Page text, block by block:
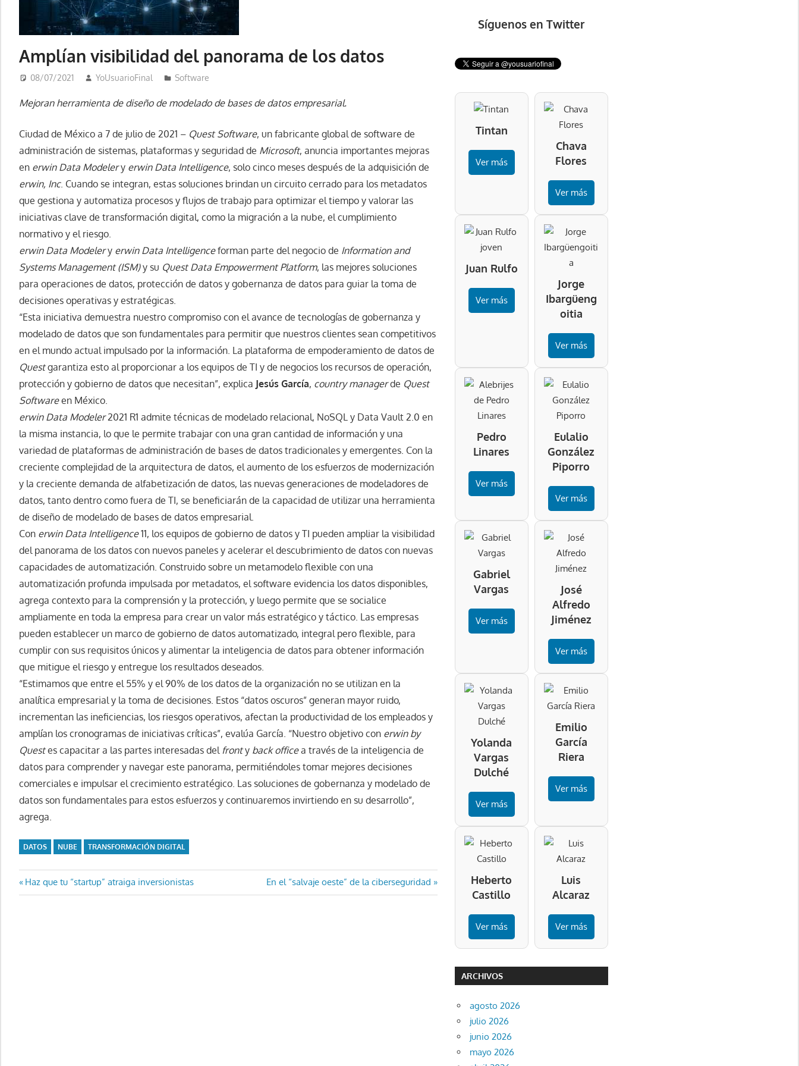
Amplían visibilidad del panorama de los datos
08/07/2021 YoUsuarioFinal Software
Mejoran herramienta de diseño de modelado de bases de datos empresarial.
Ciudad de México a 7 de julio de 2021 – Quest Software, un fabricante global de software de
administración de sistemas, plataformas y seguridad de Microsoft, anuncia importantes mejoras
en erwin Data Modelery erwin Data Intelligence, solo cinco meses después de la adquisición de
erwin, Inc. Cuando se integran, estas soluciones brindan un circuito cerrado para los metadatos
que gestiona y automatiza procesos y flujos de trabajo para optimizar el tiempo y valorar las
iniciativas clave de transformación digital, como la migración a la nube, el cumplimiento
normativo y el riesgo.
erwin Data Modelery erwin Data Intelligenceforman parte del negocio de Information and
Systems Management (ISM)y su Quest Data Empowerment Platform, las mejores soluciones
para operaciones de datos, protección de datos y gobernanza de datos para guiar la toma de
decisiones operativas y estratégicas.
“Esta iniciativa demuestra nuestro compromiso con el avance de tecnologías de gobernanza y
modelado de datos que son fundamentales para permitir que nuestros clientes sean competitivos
en el mundo actual impulsado por la información. La plataforma de empoderamiento de datos de
Questgarantiza esto al proporcionar a los equipos de TI y de negocios los recursos de operación,
protección y gobierno de datos que necesitan”, explica Jesús García, country managerde Quest
Softwareen México.
erwin Data Modeler2021 R1 admite técnicas de modelado relacional, NoSQL y Data Vault 2.0 en
la misma instancia, lo que le permite trabajar con una gran cantidad de información y una
variedad de plataformas de administración de bases de datos tradicionales y emergentes. Con la
creciente complejidad de la arquitectura de datos, el aumento de los esfuerzos de modernización
y la creciente demanda de alfabetización de datos, las nuevas generaciones de modeladores de
datos, tanto dentro como fuera de TI, se beneficiarán de la capacidad de utilizar una herramienta
de diseño de modelado de bases de datos empresarial.
Con erwin Data Intelligence11, los equipos de gobierno de datos y TI pueden ampliar la visibilidad
del panorama de los datos con nuevos paneles y acelerar el descubrimiento de datos con nuevas
capacidades de automatización. Construido sobre un metamodelo flexible con una
automatización profunda impulsada por metadatos, el software evidencia los datos disponibles,
agrega contexto para la comprensión y la protección, y luego permite que se socialice
ampliamente en toda la empresa para crear un valor más estratégico y táctico. Las empresas
pueden establecer un marco de gobierno de datos automatizado, integral pero flexible, para
cumplir con sus requisitos únicos y alimentar la inteligencia de datos para obtener información
que mitigue el riesgo y entregue los resultados deseados.
“Estimamos que entre el 55% y el 90% de los datos de la organización no se utilizan en la
analítica empresarial y la toma de decisiones. Estos “datos oscuros” generan mayor ruido,
incrementan las ineficiencias, los riesgos operativos, afectan la productividad de los empleados y
amplían los cronogramas de iniciativas críticas”, evalúa García. “Nuestro objetivo con erwin by
Questes capacitar a las partes interesadas del fronty back officea través de la inteligencia de
datos para comprender y navegar este panorama, permitiéndoles tomar mejores decisiones
comerciales e impulsar el crecimiento estratégico. Las soluciones de gobernanza y modelado de
datos son fundamentales para estos esfuerzos y continuaremos invirtiendo en su desarrollo”,
agrega.
DATOS NUBE TRANSFORMACIÓN DIGITAL
Navegación
Entrada
anterior:
Haz que tu “startup” atraiga inversionistas
Entrada
siguiente:
En el “salvaje oeste” de la ciberseguridad
Síguenos en Twitter
Tintan
Ver más
Chava
Flores
Ver más
Juan Rulfo
Ver más
Jorge
Ibargüeng
oitia
Ver más
Pedro
Linares
Ver más
Eulalio
González
Piporro
Ver más
Gabriel
Vargas
Ver más
José
Alfredo
Jiménez
Ver más
Yolanda
Vargas
Dulché
Ver más
Emilio
García
Riera
Ver más
Heberto
Castillo
Ver más
Luis
Alcaraz
Ver más
ARCHIVOS
agosto 2026
julio 2026
junio 2026
mayo 2026